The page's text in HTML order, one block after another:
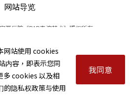
网站导览
两厅院《PAR表演艺术》版权所有
redefined. All Rights Reserved
Id number 00973926
，如有异动应以主办单位公告为准。
隐私权声明｜著作权声明
网站使用 cookies
内容，即表示您同
多 cookies 以及相
的隐私权政策与使用
我同意